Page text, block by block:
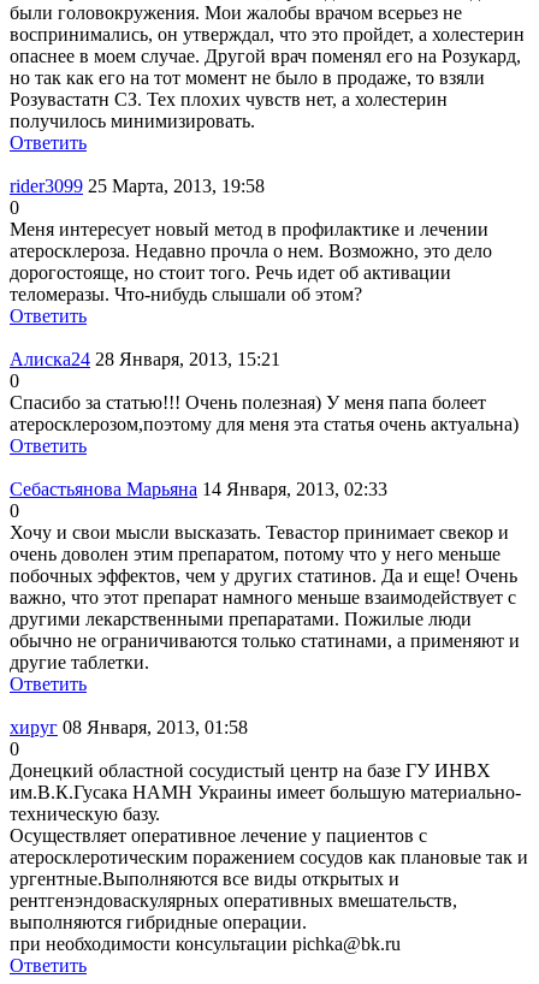
были головокружения. Мои жалобы врачом всерьез не
воспринимались, он утверждал, что это пройдет, а холестерин
опаснее в моем случае. Другой врач поменял его на Розукард,
но так как его на тот момент не было в продаже, то взяли
Розувастатн СЗ. Тех плохих чувств нет, а холестерин
получилось минимизировать.
Ответить
rider3099 25 Марта, 2013, 19:58
0
Меня интересует новый метод в профилактике и лечении
атеросклероза. Недавно прочла о нем. Возможно, это дело
дорогостояще, но стоит того. Речь идет об активации
теломеразы. Что-нибудь слышали об этом?
Ответить
Алиска24 28 Января, 2013, 15:21
0
Спасибо за статью!!! Очень полезная) У меня папа болеет
атеросклерозом,поэтому для меня эта статья очень актуальна)
Ответить
Себастьянова Марьяна 14 Января, 2013, 02:33
0
Хочу и свои мысли высказать. Тевастор принимает свекор и
очень доволен этим препаратом, потому что у него меньше
побочных эффектов, чем у других статинов. Да и еще! Очень
важно, что этот препарат намного меньше взаимодействует с
другими лекарственными препаратами. Пожилые люди
обычно не ограничиваются только статинами, а применяют и
другие таблетки.
Ответить
хируг 08 Января, 2013, 01:58
0
Донецкий областной сосудистый центр на базе ГУ ИНВХ
им.В.К.Гусака НАМН Украины имеет большую материально-
техническую базу.
Осуществляет оперативное лечение у пациентов с
атеросклеротическим поражением сосудов как плановые так и
ургентные.Выполняются все виды открытых и
рентгенэндоваскулярных оперативных вмешательств,
выполняются гибридные операции.
при необходимости консультации pichka@bk.ru
Ответить